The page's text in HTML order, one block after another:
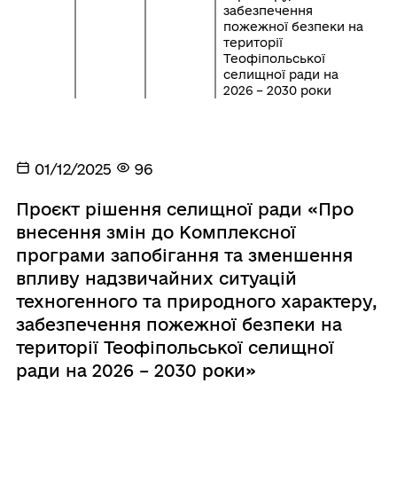
забезпечення
пожежної безпеки на
території
Теофіпольської
селищної ради на
2026 – 2030 роки
01/12/2025 96
Проєкт рішення селищної ради «Про
внесення змін до Комплексної
програми запобігання та зменшення
впливу надзвичайних ситуацій
техногенного та природного характеру,
забезпечення пожежної безпеки на
території Теофіпольської селищної
ради на 2026 – 2030 роки»